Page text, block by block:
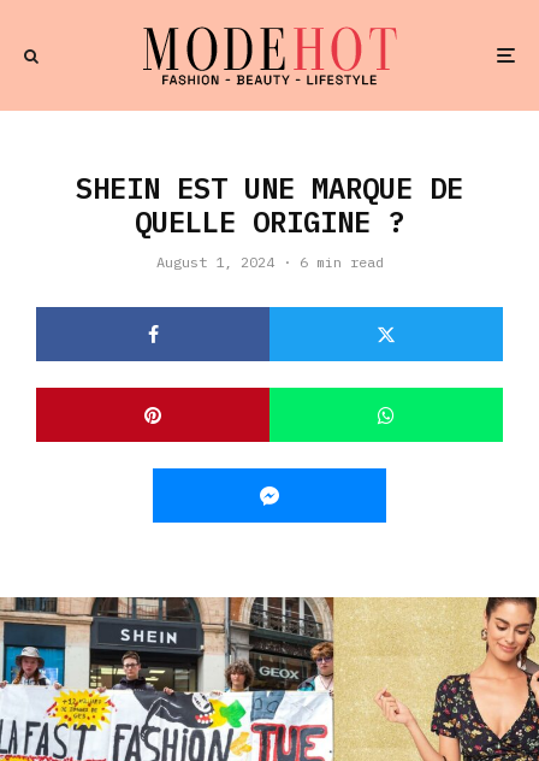
SHEIN EST UNE MARQUE DE
QUELLE ORIGINE ?
August 1, 2024 · 6 min read